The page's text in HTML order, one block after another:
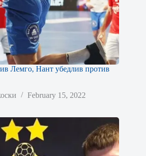
Лемго, Нант убедлив против
February 15, 2022